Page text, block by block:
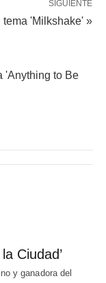
SIGUIENTE
'Milkshake' »
'Anything to Be
Ciudad’
y ganadora del